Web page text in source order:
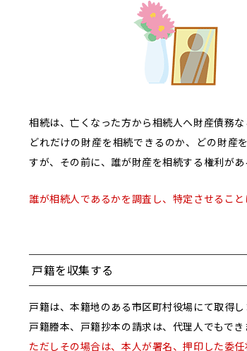
相続は、亡くなった方から相続人へ財産債務な
どれだけの財産を相続できるのか、どの財産
すが、その前に、誰が財産を相続する権利が
誰が相続人であるかを調査し、特定させること
戸籍を収集する
戸籍は、本籍地のある市区町村役場にて取得し
戸籍謄本、戸籍抄本の請求は、代理人でもでき
ただしその場合は、本人が署名、押印した委任